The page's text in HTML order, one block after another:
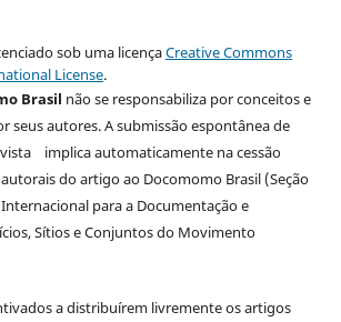
sob uma licençaCreative Commons
License.
Brasil não se responsabiliza por conceitos e
seus autores. A submissão espontânea de
implica automaticamente na cessão
do artigo ao Docomomo Brasil (Seção
para a Documentação e
Sítios e Conjuntos do Movimento
a distribuírem livremente os artigos